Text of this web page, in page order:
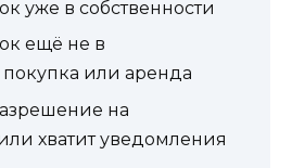
уже в собственности
ещё не в
покупка или аренда
на
хватит уведомления